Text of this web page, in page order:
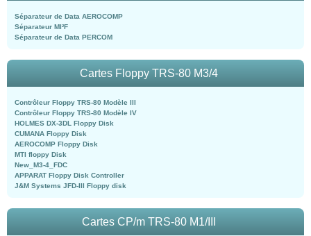
Séparateur de Data AEROCOMP
Séparateur MI²F
Séparateur de Data PERCOM
Cartes Floppy TRS-80 M3/4
Contrôleur Floppy TRS-80 Modèle III
Contrôleur Floppy TRS-80 Modèle IV
HOLMES DX-3DL Floppy Disk
CUMANA Floppy Disk
AEROCOMP Floppy Disk
MTI floppy Disk
New_M3-4_FDC
APPARAT Floppy Disk Controller
J&M Systems JFD-III Floppy disk
Cartes CP/m TRS-80 M1/III